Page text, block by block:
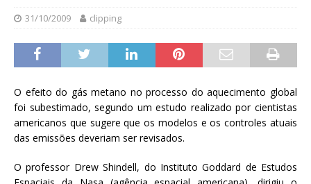
31/10/2009 clipping
O efeito do gás metano no processo do aquecimento global
foi subestimado, segundo um estudo realizado por cientistas
americanos que sugere que os modelos e os controles atuais
das emissões deveriam ser revisados.
O professor Drew Shindell, do Instituto Goddard de Estudos